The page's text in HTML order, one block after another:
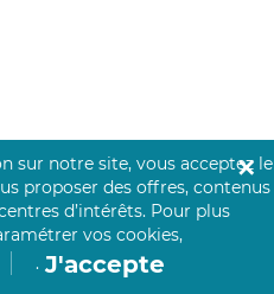
sur notre site, vous acceptez le
proposer des offres, contenus
d’intérêts. Pour plus
vos cookies,
. J'accepte
✕